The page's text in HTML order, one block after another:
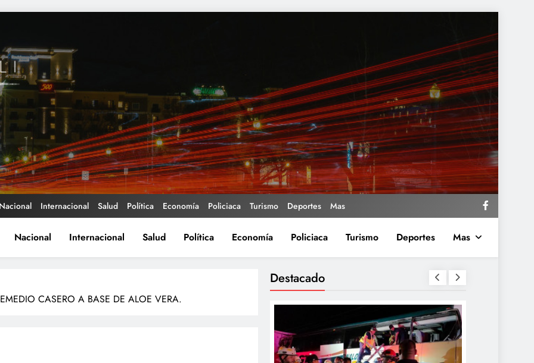
Nacional Internacional Salud Política Economía Policiaca Turismo Deportes Mas
Nacional Internacional Salud Política Economía Policiaca Turismo Deportes Mas
CASERO A BASE DE ALOE VERA.
Destacado